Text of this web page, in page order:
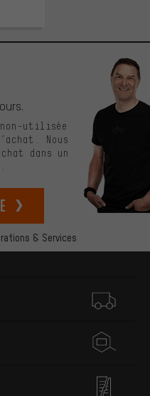
& Services
non-utilisée
Nous
dans un